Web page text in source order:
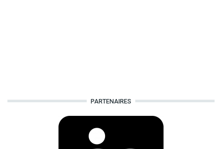
PARTENAIRES